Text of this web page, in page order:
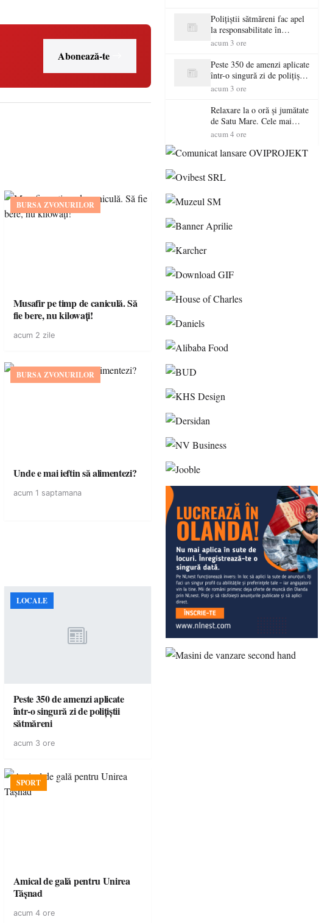
Abonează-te
BURSA ZVONURILOR
Musafir pe timp de caniculă. Să
fie bere, nu kilowați!
acum 2 zile
BURSA ZVONURILOR
Unde e mai ieftin să alimentezi?
acum 1 saptamana
LOCALE
Peste 350 de amenzi aplicate
într-o singură zi de polițiștii
sătmăreni
acum 3 ore
SPORT
Amical de gală pentru Unirea
Tășnad
acum 4 ore
Polițiștii sătmăreni fac apel
la responsabilitate în
trafic…
acum 3 ore
Peste 350 de amenzi aplicate
într-o singură zi de polițiștii
sătmăreni
acum 3 ore
Relaxare la o oră și jumătate
de Satu Mare. Cele mai
spectaculoase piscine
Maramureș, ideale pentru o
acum 4 ore